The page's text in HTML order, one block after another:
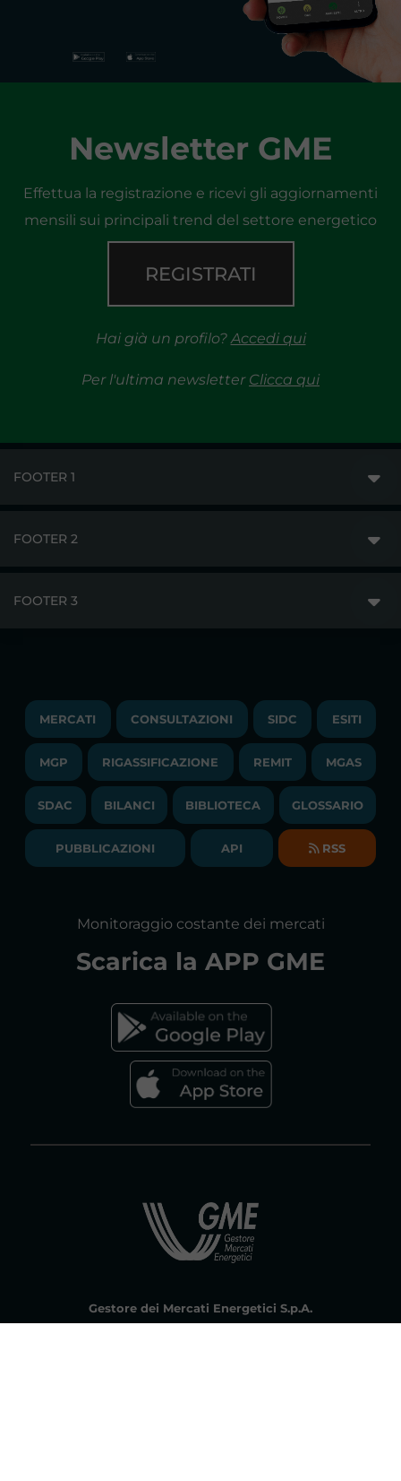
Newsletter GME
Effettua la registrazione e ricevi gli aggiornamenti
mensili sui principali trend del settore energetico
REGISTRATI
Hai già un profilo? Accedi qui
Per l'ultima newsletter Clicca qui
FOOTER 1
PUBBLICAZIONI
COMUNICATI/NEWS
NEWSLETTER
BILANCI DI ESERCIZIO
RELAZIONI ANNUALI
FOOTER 2
LAVORA CON NOI
CONTATTI
BANDI DI GARA E CONTRATTI
SOCIETA' TRASPARENTE
FOOTER 3
TRAYPORT M. ELETTRICO
LIQUIDITY PROVIDERS
BIBLIOTECA
GLOSSARIO
DICHIARAZIONE DI ACCESSIBILITÀ
FAQs MERCATO ELETTRICO
MERCATI CONSULTAZIONI SIDC ESITI
MGP RIGASSIFICAZIONE REMIT MGAS
SDAC BILANCI BIBLIOTECA GLOSSARIO
PUBBLICAZIONI API RSS
Monitoraggio costante dei mercati
Scarica la APP GME
Gestore dei Mercati Energetici S.p.A.